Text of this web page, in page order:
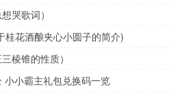
哭歌词）
桂花酒酿夹心小圆子的简介)
棱锥的性质）
小小霸主礼包兑换码一览